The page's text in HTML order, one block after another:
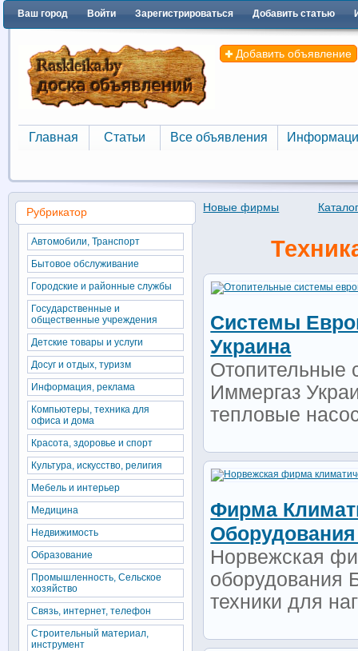
Ваш город Войти Зарегистрироваться Добавить статью
Добавить объявление
Главная
Главная
Статьи
Статьи
Все объявления
Все объявления
Новые фирмы
Системы
Украина
Отопительные
Иммергаз
тепловые
Фирма
Норвежская
оборудования
техники для
Рубрикатор
Автомобили, Транспорт
Бытовое обслуживание
Городские и районные службы
Государственные и
общественные учреждения
Детские товары и услуги
Досуг и отдых, туризм
Информация, реклама
Компьютеры, техника для
офиса и дома
Красота, здоровье и спорт
Культура, искусство, религия
Мебель и интерьер
Медицина
Недвижимость
Образование
Промышленность, Сельское
хозяйство
Связь, интернет, телефон
Строительный материал,
инструмент